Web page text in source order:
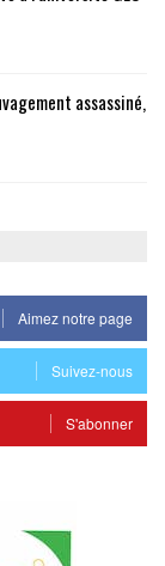
assassiné,
Aimez notre page
Suivez-nous
S'abonner